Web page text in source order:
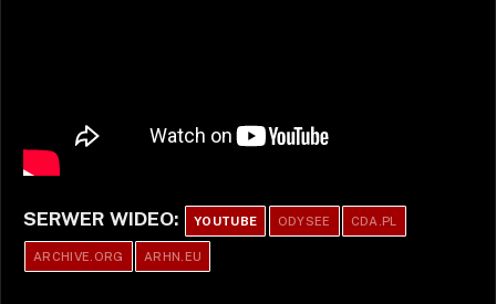
SERWER WIDEO: YOUTUBE ODYSEE CDA.PL
ARCHIVE.ORG ARHN.EU